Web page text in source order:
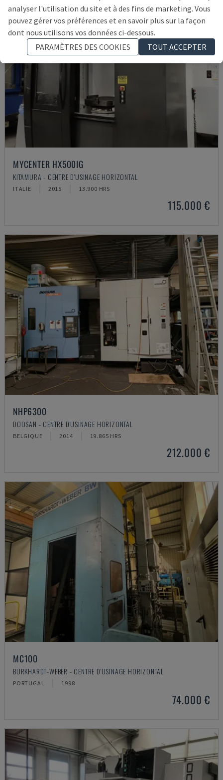
MYCENTER HX500IG
KITAMURA - CENTRE D'USINAGE HORIZONTAL
ITALIE 2015 13.900 HRS
115.000 €
NHP6300
DOOSAN - CENTRE D'USINAGE HORIZONTAL
BELGIQUE 2014 19.865 HRS
212.000 €
MC100
BURKHARDT-WEBER - CENTRE D'USINAGE HORIZONTAL
PORTUGAL 1998
74.000 €
analyser l'utilisation du site et à des fins de marketing. Vous
pouvez gérer vos préférences et en savoir plus sur la façon
dont nous utilisons vos données ci-dessous.
PARAMÈTRES DES COOKIES
TOUT ACCEPTER